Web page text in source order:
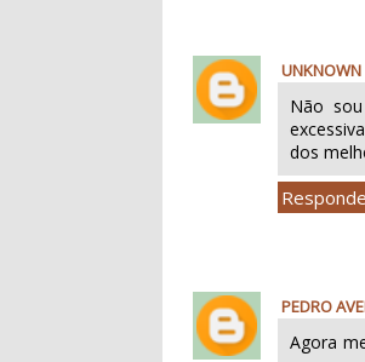
UNKNOWN
Não
dos
PEDRO
Agora